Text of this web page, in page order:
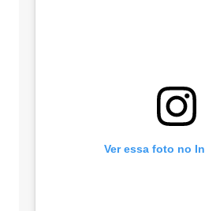
Ver essa foto no